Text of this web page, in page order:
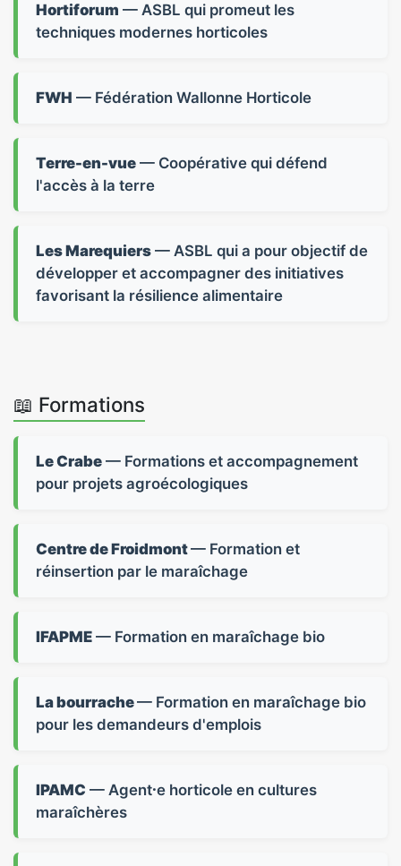
Hortiforum — ASBL qui promeut les
techniques modernes horticoles
FWH — Fédération Wallonne Horticole
Terre-en-vue — Coopérative qui défend
l'accès à la terre
Les Marequiers — ASBL qui a pour objectif de
développer et accompagner des initiatives
favorisant la résilience alimentaire
📖 Formations
Le Crabe — Formations et accompagnement
pour projets agroécologiques
Centre de Froidmont— Formation et
réinsertion par le maraîchage
IFAPME — Formation en maraîchage bio
La bourrache— Formation en maraîchage bio
pour les demandeurs d'emplois
IPAMC — Agent⸱e horticole en cultures
maraîchères